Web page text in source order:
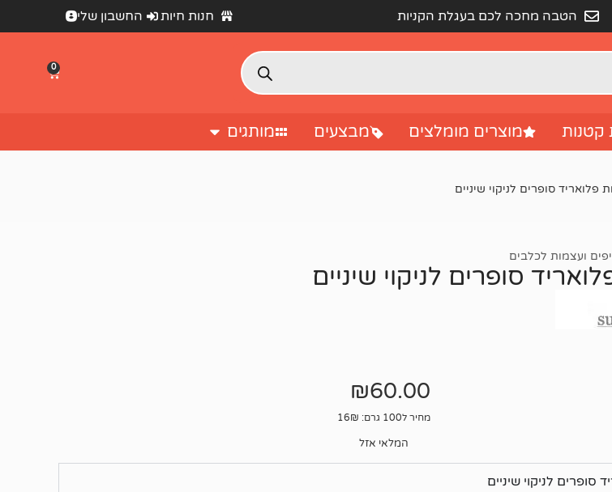
הטבה מחכה לכם בעגלת הקניות חנות חיות החשבון שלי
0
קטנות מוצרים מומלצים מבצעים מותגים
פלואריד סופרים לניקוי שיניים
ועצמות לכלבים
סופרים לניקוי שיניים
₪60.00
מחיר ל100 גרם: 16₪
המלאי אזל
סופרים לניקוי שיניים